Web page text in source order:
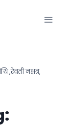
,रेवती नक्षत्र,